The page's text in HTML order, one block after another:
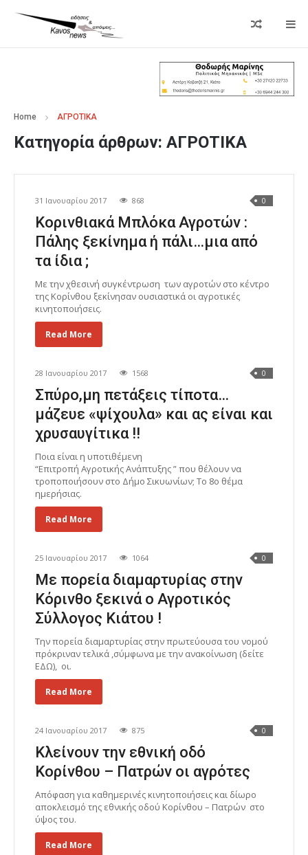
Home ΑΓΡΟΤΙΚΑ
Κατηγορία άρθρων: ΑΓΡΟΤΙΚΑ
31 Ιανουαρίου 2017 868 0
Κορινθιακά Μπλόκα Αγροτών :
Πάλης ξεκίνημα ή πάλι…μια από
τα ίδια ;
Με την χθεσινή συγκέντρωση των αγροτών στο κέντρο
της Κορίνθου ξεκίνησαν ουσιαστικά οι αγροτικές
κινητοποιήσεις.
Read More
28 Ιανουαρίου 2017 1568 0
Σπύρο,μη πετάξεις τίποτα…
μάζευε «ψίχουλα» και ας είναι και
χρυσαυγίτικα !!
Ποια είναι η υποτιθέμενη
“Επιτροπή Αγροτικής Ανάπτυξης ” που θέλουν να
τροποποιήσουν στο Δήμο Σικυωνίων; Το 8ο θέμα
ημερήσιας.
Read More
25 Ιανουαρίου 2017 1064 0
Με πορεία διαμαρτυρίας στην
Κόρινθο ξεκινά ο Αγροτικός
Σύλλογος Κιάτου !
Την πορεία διαμαρτυρίας στην πρωτεύουσα του νομού
πρόκριναν τελικά ,σύμφωνα με την ανακοίνωση (δείτε
ΕΔΩ), οι.
Read More
24 Ιανουαρίου 2017 875 0
Κλείνουν την εθνική οδό
Κορίνθου – Πατρών οι αγρότες
Απόφαση για καθημερινές κινητοποιήσεις και δίωρο
αποκλεισμό της εθνικής οδού Κορίνθου – Πατρών στο
ύψος του.
Read More